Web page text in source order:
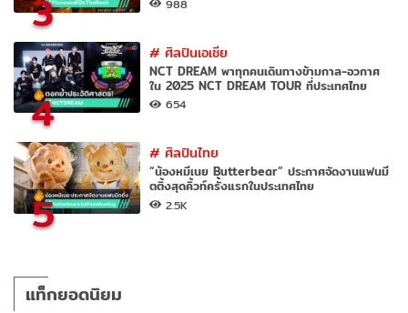
3 988
4
#ศิลปินเอเชีย
NCT DREAM พาทุกคนเดินทางข้ามกาล-อวกาศ
ใน 2025 NCT DREAM TOUR ที่ประเทศไทย
654
5
#ศิลปินไทย
“น้องหมีเนย Butterbear” ประกาศจัดงานแฟนมี
ตติ้งสุดคิ้วท์ครั้งแรกในประเทศไทย
2.5K
แท็กยอดนิยม